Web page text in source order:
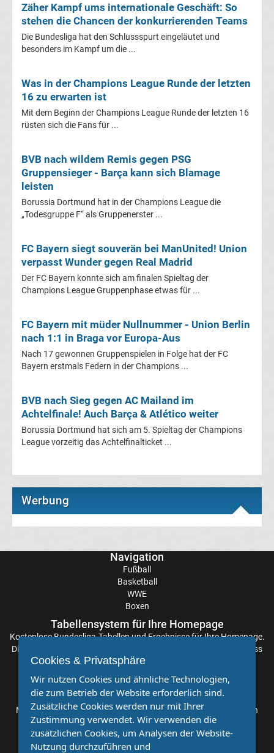
Alle
Trainer
League
Sieger
Champions
League
heute
TV
Champions
Sieger
Torschützenkönige
Champions
League
Europapokal
England
Transfergerüchte
Zäher Kampf ums internationale Geschäft: So
stehen die Chancen der konkurrierenden Teams
Die Bundesliga hat den Schlussspurt eingeläutet und
besonders im Kampf um die ...
Was in der Champions League Runde der letzten
16 zu erwarten ist
Mit dem Beginn der Champions League Runde der letzten 16
rüsten sich die Fans für ...
BVB nach wildem Remis gegen PSG
Gruppensieger - Barça kann sich Blamage
leisten
Borussia Dortmund hat in der Champions League die
„Todesgruppe F“ als Gruppenerster ...
FC Bayern siegt souverän bei ManUnited! Union
verpasst Wunder gegen Real Madrid
Der FC Bayern konnte sich am finalen Spieltag der
Champions League Gruppenphase etwas für ...
FC Bayern mit müder Nullnummer - Union Berlin
nach 1:1 in Braga vor Europa-Aus
Nach 17 gewonnen Gruppenspielen in Folge hat der FC
Bayern erstmals Federn in der Champions ...
BVB nach Sieg gegen AC Mailand im
Achtelfinale! Auch Barça & Atlético weiter
Borussia Dortmund hat sich am 5. Spieltag der Champions
League vorzeitig das Achtelfinalticket ...
Werbung
Navigation
Fußball
Basketball
WWE
Boxen
Tabellensystem für Ihre Homepage
KostenloseBundesliga-Tabellenund Ergebnisse für Ihre Homepage.
Die Aktualisierung der Ergebnisse erfolgt alle paar Minuten, sodass
Sie stets auf dem Laufenden sind. Einfache und schnelle
Einbindung.
Partnervereine
Möchten Sie, dass auch Ihr Verein mehr Beachtung findet? Dann
sind Sie bei uns genau richtig. Wir suchen Ihren Verein für eine
kostenlose Kooperation. Veröffentlichen Sie Ihre Spielberichte,
Sportnachrichten und Aufrufe bei uns!
Cookies & Privatsphäre
Wir nutzen Cookies und ähnliche Technologien,
die zum Betrieb der Website erforderlich sind.
Zusätzliche Cookies werden nur mit Ihrer
Zustimmung verwendet. Wir verwenden die
zusätzlichen Cookies, um Analysen der Website-
Nutzung durchzuführen und